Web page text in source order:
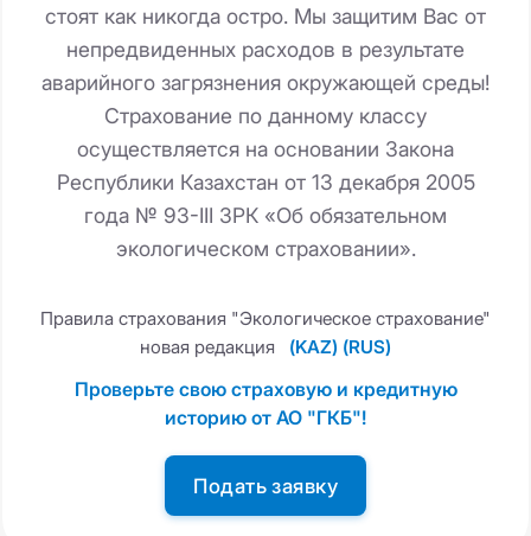
стоят как никогда остро. Мы защитим Вас от
непредвиденных расходов в результате
аварийного загрязнения окружающей среды!
Страхование по данному классу
осуществляется на основании Закона
Республики Казахстан от 13 декабря 2005
года № 93-III ЗРК «Об обязательном
экологическом страховании».
Правила страхования "Экологическое страхование"
новая редакция
(KAZ) (RUS)
Проверьте свою страховую и кредитную
историю от АО "ГКБ"!
Подать заявку